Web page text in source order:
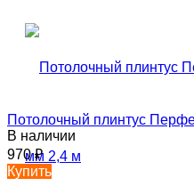
Потолочный плинтус
В наличии
970₽
Купить